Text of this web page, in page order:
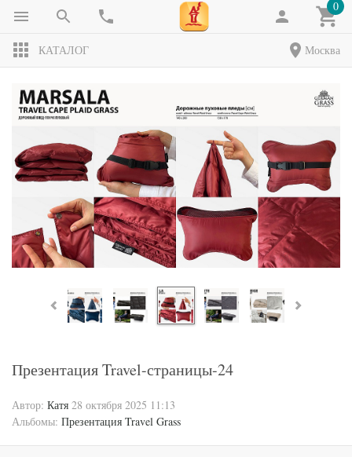
0
КАТАЛОГ Москва
Презентация Travel-страницы-24
Автор: Катя 28 октября 2025 11:13
Альбомы: Презентация Travel Grass